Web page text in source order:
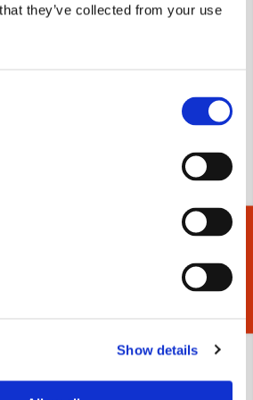
they’ve collected from your use
Show details
Handwaaier: Dit gaat
nooit voorbij, Zwaluw,
aan
Cadeaukiezer